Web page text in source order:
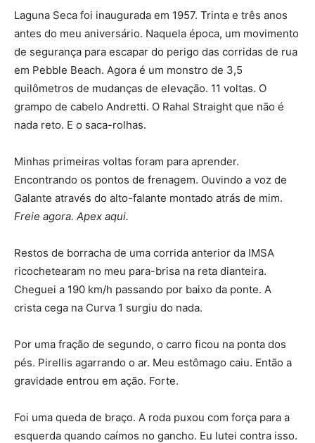
Laguna Seca foi inaugurada em 1957. Trinta e três anos
antes do meu aniversário. Naquela época, um movimento
de segurança para escapar do perigo das corridas de rua
em Pebble Beach. Agora é um monstro de 3,5
quilômetros de mudanças de elevação. 11 voltas. O
grampo de cabelo Andretti. O Rahal Straight que não é
nada reto. E o saca-rolhas.
Minhas primeiras voltas foram para aprender.
Encontrando os pontos de frenagem. Ouvindo a voz de
Galante através do alto-falante montado atrás de mim.
Freie agora. Apex aqui.
Restos de borracha de uma corrida anterior da IMSA
ricochetearam no meu para-brisa na reta dianteira.
Cheguei a 190 km/h passando por baixo da ponte. A
crista cega na Curva 1 surgiu do nada.
Por uma fração de segundo, o carro ficou na ponta dos
pés. Pirellis agarrando o ar. Meu estômago caiu. Então a
gravidade entrou em ação. Forte.
Foi uma queda de braço. A roda puxou com força para a
esquerda quando caímos no gancho. Eu lutei contra isso.